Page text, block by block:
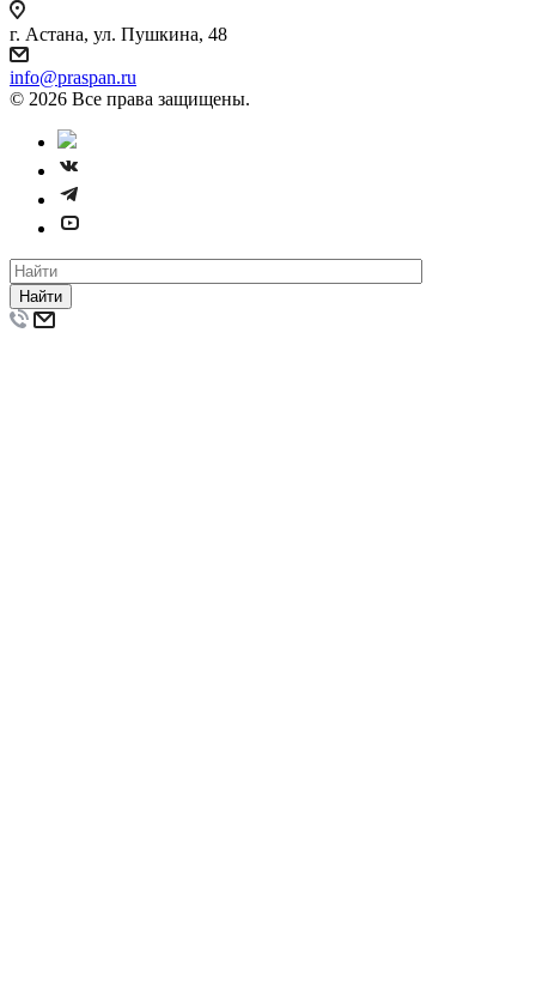
г. Астана, ул. Пушкина, 48
info@praspan.ru
© 2026 Все права защищены.
Найти